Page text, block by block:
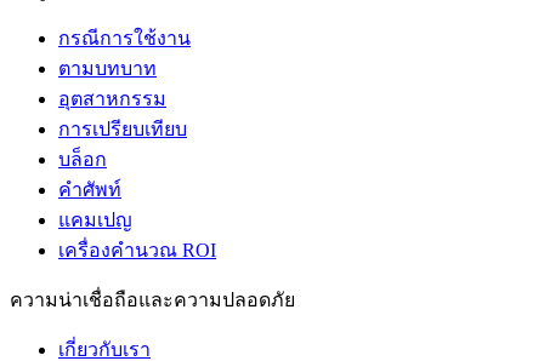
กรณีการใช้งาน
ตามบทบาท
อุตสาหกรรม
การเปรียบเทียบ
บล็อก
คำศัพท์
แคมเปญ
เครื่องคำนวณ ROI
ความน่าเชื่อถือและความปลอดภัย
เกี่ยวกับเรา